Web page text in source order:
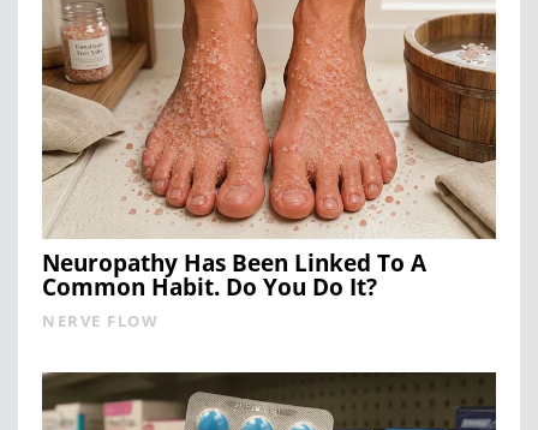
Neuropathy Has Been Linked To A
Common Habit. Do You Do It?
NERVE FLOW